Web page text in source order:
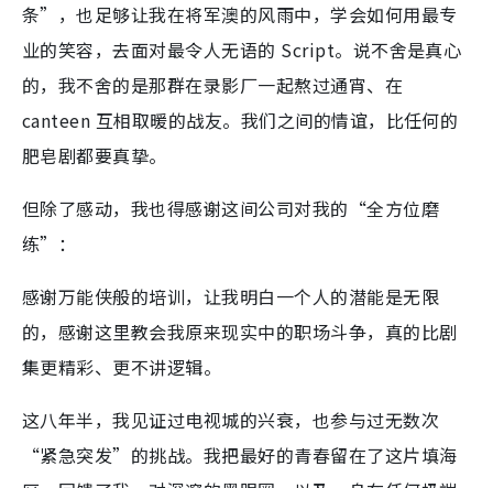
条”，也足够让我在将军澳的风雨中，学会如何用最专
业的笑容，去面对最令人无语的 Script。说不舍是真心
的，我不舍的是那群在录影厂一起熬过通宵、在
canteen 互相取暖的战友。我们之间的情谊，比任何的
肥皂剧都要真挚。
但除了感动，我也得感谢这间公司对我的“全方位磨
练”：
感谢万能侠般的培训，让我明白一个人的潜能是无限
的，​感谢这里教会我原来现实中的职场斗争，真的比剧
集更精彩、更不讲逻辑。
这八年半，我见证过电视城的兴衰，也参与过无数次
“紧急突发”的挑战。我把最好的青春留在了这片填海